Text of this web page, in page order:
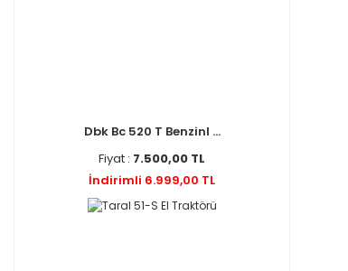
Dbk Bc 520 T Benzinl ...
Fiyat : 7.500,00 TL
İndirimli 6.999,00 TL